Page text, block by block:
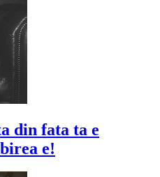
din fata ta e
e!